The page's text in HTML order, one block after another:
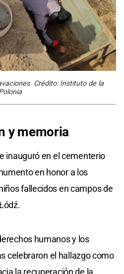
Crédito: Instituto de la
y memoria
inauguró en el cementerio
en honor a los
fallecidos en campos de
humanos y los
celebraron el hallazgo como
la recuperación de la